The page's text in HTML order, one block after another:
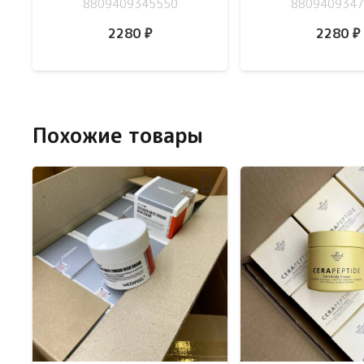
8809409345550
2280 ₽ 2280 ₽
Похожие товары